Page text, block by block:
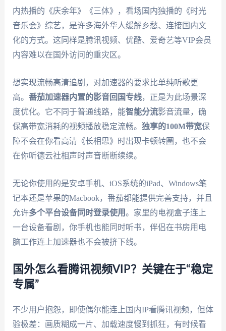
内热播的《庆余年》《三体》，看场国内独播的《时光
音乐会》综艺，是许多海外华人缓解乡愁、连接国内文
化的方式。这同样是腾讯视频、优酷、爱奇艺等VIP会员
内容难以在国外访问的重灾区。
想实现流畅高清追剧，对加速器的要求比单纯听歌更
高。 番茄加速器内置的影音回国专线，正是为此场景深
度优化。它不同于普通线路，能智能分流影音流量，确
保高带宽消耗的视频播放稳定流畅。 独享的100M带宽保
障不会在你看高清《长相思》时出现卡顿转圈，也不会
在你听德云社相声时声音断断续续。
无论你使用的是安卓手机、iOS系统的iPad、Windows笔
记本还是苹果的Macbook，番茄都能提供完善支持，并且
允许多个平台设备同时登录使用。家里的电视盒子连上
一台设备看剧，你手机也能同时听书，伴侣在书房用电
脑工作连上加速器也不会被挤下线。
国外怎么看腾讯视频VIP？关键在于“稳定
专属”
不少用户抱怨，即使偶尔能连上国内IP看腾讯视频，但体
验极差：画质糊成一片、加载速度慢到抓狂，有时候看